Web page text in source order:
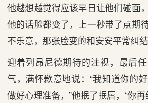
他越想越觉得应该早日让他们碰面
他的话脸都变了，上一秒带了点期
不乐意，那张脸变的和安安平常纠结
迎着列昂尼德期待的注视，最后
气，满怀歉意地说：“我知道你的
做好心理准备，”他抿了抿唇，“你